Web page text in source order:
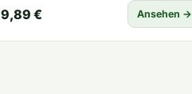
9,89 € Ansehen →